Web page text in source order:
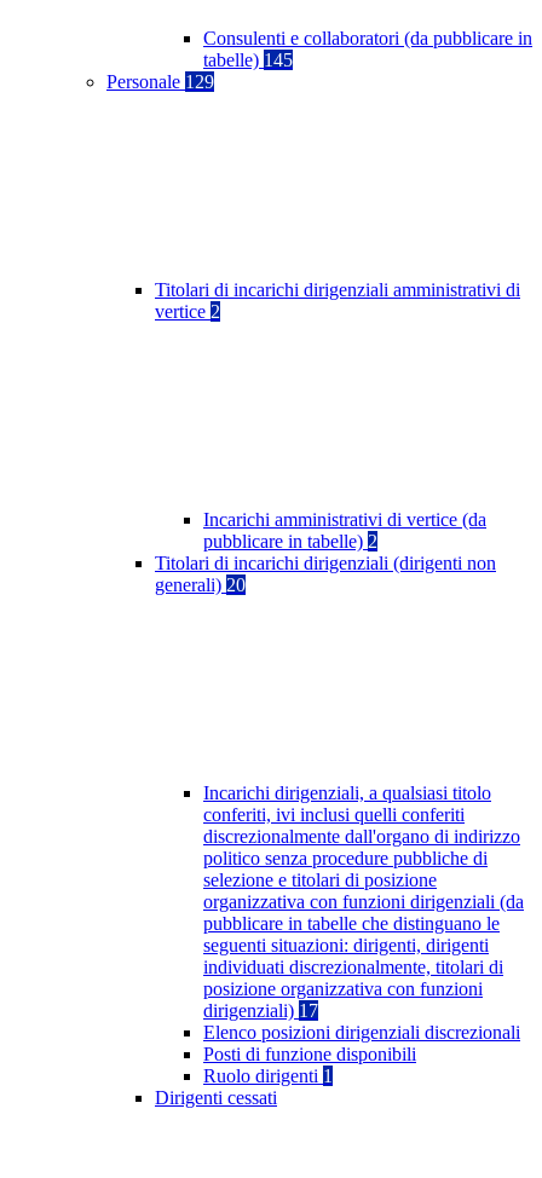
Consulenti e collaboratori (da pubblicare in
tabelle) 145
Personale 129
Titolari di incarichi dirigenziali amministrativi di
vertice 2
Incarichi amministrativi di vertice (da
pubblicare in tabelle) 2
Titolari di incarichi dirigenziali (dirigenti non
generali) 20
Incarichi dirigenziali, a qualsiasi titolo
conferiti, ivi inclusi quelli conferiti
discrezionalmente dall'organo di indirizzo
politico senza procedure pubbliche di
selezione e titolari di posizione
organizzativa con funzioni dirigenziali (da
pubblicare in tabelle che distinguano le
seguenti situazioni: dirigenti, dirigenti
individuati discrezionalmente, titolari di
posizione organizzativa con funzioni
dirigenziali) 17
Elenco posizioni dirigenziali discrezionali
Posti di funzione disponibili
Ruolo dirigenti 1
Dirigenti cessati